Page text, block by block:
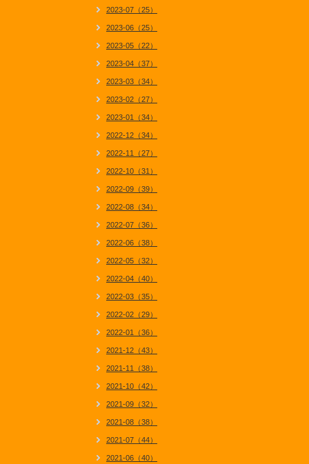
2023-07（25）
2023-06（25）
2023-05（22）
2023-04（37）
2023-03（34）
2023-02（27）
2023-01（34）
2022-12（34）
2022-11（27）
2022-10（31）
2022-09（39）
2022-08（34）
2022-07（36）
2022-06（38）
2022-05（32）
2022-04（40）
2022-03（35）
2022-02（29）
2022-01（36）
2021-12（43）
2021-11（38）
2021-10（42）
2021-09（32）
2021-08（38）
2021-07（44）
2021-06（40）